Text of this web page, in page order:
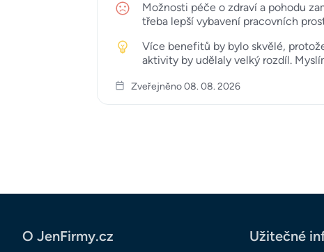
Možnosti péče o zdraví a pohodu
třeba lepší vybavení pracovních
Více benefitů by bylo skvělé,
aktivity by udělaly velký rozdíl.
Zveřejněno 08. 08. 2026
O JenFirmy.cz Užitečné